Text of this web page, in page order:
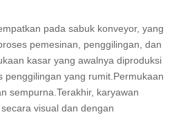
pada sabuk konveyor, yang
pemesinan, penggilingan, dan
kasar yang awalnya diproduksi
penggilingan yang rumit.Permukaan
sempurna.Terakhir, karyawan
visual dan dengan